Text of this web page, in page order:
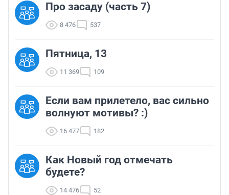
Про засаду (часть 7)
8 476 537
Пятница, 13
11 369 109
Если вам прилетело, вас сильно
волнуют мотивы? :)
16 477 182
Как Новый год отмечать
будете?
14 476 52